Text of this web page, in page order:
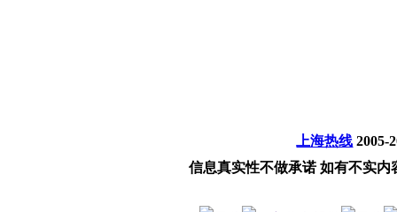
上海热线 2005-
信息真实性不做承诺 如有不实内